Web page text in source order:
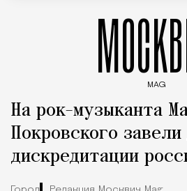
MAG
На рок-музыканта
Покровского
дискредитации